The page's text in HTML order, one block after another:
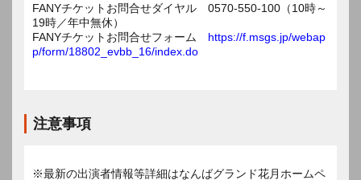
FANYチケットお問合せダイヤル 0570-550-100（10時～
19時／年中無休）
FANYチケットお問合せフォーム https://f.msgs.jp/webap
p/form/18802_evbb_16/index.do
注意事項
※最新の出演者情報等詳細はなんばグランド花月ホームペ